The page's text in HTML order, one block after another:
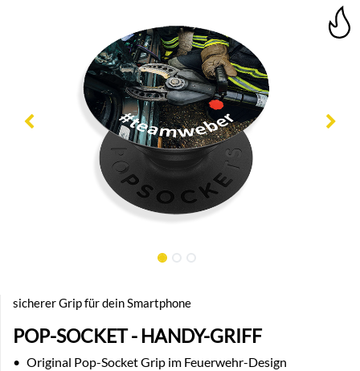
sicherer Grip für dein Smartphone
POP-SOCKET - HANDY-GRIFF
• Original Pop-Socket Grip im Feuerwehr-Design